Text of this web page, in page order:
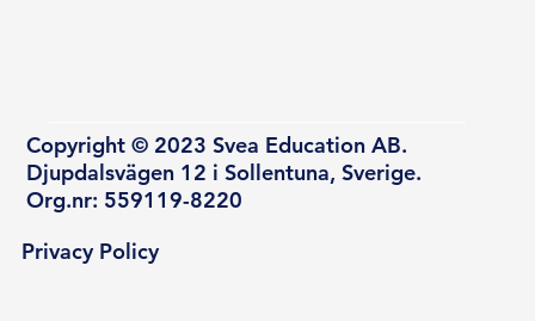
Copyright © 2023 Svea Education AB.
Djupdalsvägen 12 i Sollentuna, Sverige.
Org.nr: 559119-8220
Privacy Policy